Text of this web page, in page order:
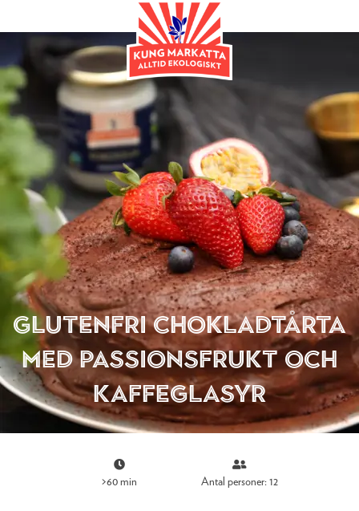
Glutenfri chokladtårta
med passionsfrukt och
kaffeglasyr
>60 min Antal personer: 12